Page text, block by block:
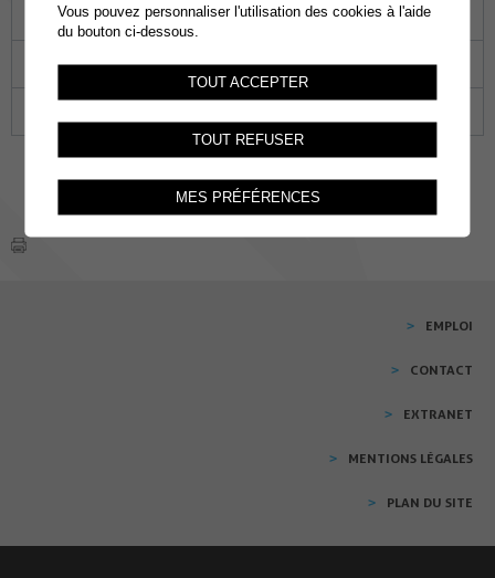
15 16 17 18 19
22 23 24 25 26
EMPLOI
CONTACT
EXTRANET
MENTIONS LÉGALES
PLAN DU SITE
Vous pouvez personnaliser l'utilisation des cookies à l'aide
du bouton ci-dessous.
TOUT ACCEPTER
TOUT REFUSER
MES PRÉFÉRENCES